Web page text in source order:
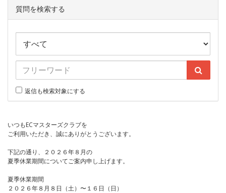
質問を検索する
返信も検索対象にする
いつもECマスターズクラブを
ご利用いただき、誠にありがとうございます。
下記の通り、２０２６年８月の
夏季休業期間についてご案内申し上げます。
夏季休業期間
２０２６年８月８日（土）〜１６日（日）